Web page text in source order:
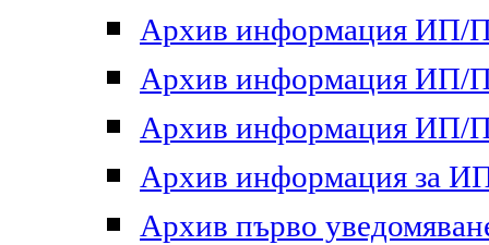
Архив информация ИП/
Архив информация ИП/
Архив информация ИП/
Архив информация за
Архив първо